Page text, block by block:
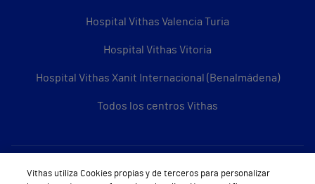
Hospital Vithas Valencia Turia
Hospital Vithas Vitoria
Hospital Vithas Xanit Internacional (Benalmádena)
Todos los centros Vithas
Sobre Vithas
Vithas utiliza Cookies propias y de terceros para personalizar